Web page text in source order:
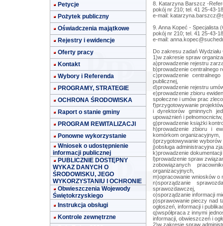
Petycje
Pożytek publiczny
Oświadczenia majątkowe
Rejestry i ewidencje
Oferty pracy
Kontakt
Wybory i Referenda
PROGRAMY, STRATEGIE
OCHRONA ŚRODOWISKA
Raport o stanie gminy
PROGRAM REWITALIZACJI
Ponowne wykorzystanie
Wniosek o udostępnienie
informacji publicznej
PUBLICZNIE DOSTĘPNY
WYKAZ DANYCH O
ŚRODOWISKU, JEGO
WYKORZYSTANIU I OCHRONIE
Obwieszczenia Wojewody
Świętokrzyskiego
Instrukcja obsługi
Kontrole zewnętrzne
8. Katarzyna Barszcz -
pokój nr 210; tel. 41 25-43-
e-mail:
9. Anna Kopeć - Specjalista
pokój nr 210; tel. 41 25-43-
e-mail:
Do zakresu zadań
1)w zakresie spraw
a)prowadzenie rejestru
b)prowadzenie centralnego
c)prowadzenie
publicznej,
d)prowadzenie rejestru
e)prowadzenie zbioru
społeczne i umów prac
f)przygotowywanie
i dyrektorów gminnych
upoważnień i pełnomocnictw,
g)prowadzenie książki
h)prowadzenie zbioru i
komórkom organizacyjnym,
i)przygotowywanie
j)obsługa administracyjna
k)prowadzenie
l)prowadzenie spraw
zobowiązanych
organizacyjnych,
m)opracowanie wniosków o
n)sporządzanie
sprawozdawczej,
o)sporządzanie informacji
p)sprawowanie pieczy nad
ogłoszeń, informacji i
q)współpraca z innymi
informacji, obwieszczeń i
2)w zakresie spraw